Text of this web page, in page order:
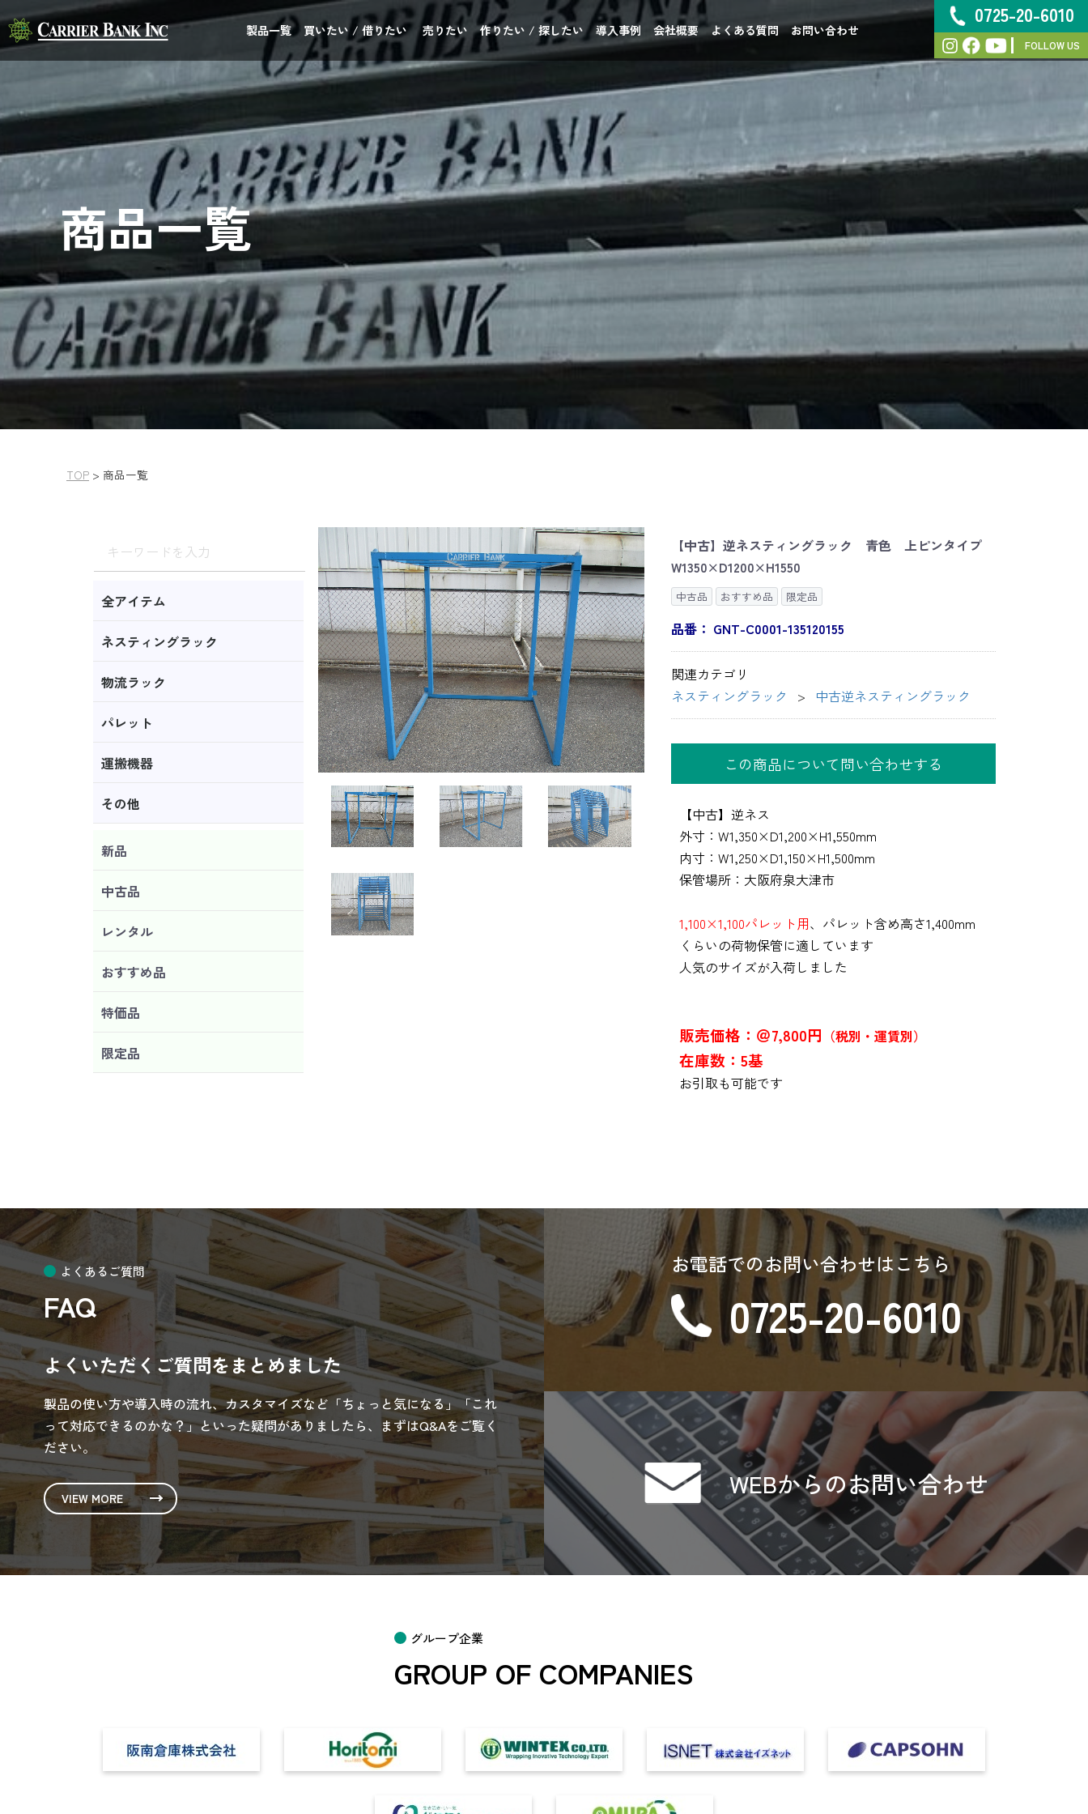
製品一覧 買いたい / 借りたい 売りたい 作りたい / 探したい 導入事例 会社概要 よくある質問 お問い合わせ
0725-20-6010
FOLLOW US
商品一覧
TOP > 商品一覧
全アイテム
ネスティングラック
物流ラック
パレット
運搬機器
その他
新品
中古品
レンタル
おすすめ品
特価品
限定品
【中古】逆ネスティングラック 青色 上ピンタイプ
W1350×D1200×H1550
中古品 おすすめ品 限定品
品番： GNT-C0001-135120155
関連カテゴリ
ネスティングラック
中古逆ネスティングラック
この商品について問い合わせする
【中古】逆ネス
外寸：W1,350×D1,200×H1,550mm
内寸：W1,250×D1,150×H1,500mm
保管場所：大阪府泉大津市
1,100×1,100パレット用、パレット含め高さ1,400mm
くらいの荷物保管に適しています
人気のサイズが入荷しました
販売価格：＠7,800円 （税別・運賃別）
在庫数：5基
お引取も可能です
よくあるご質問
FAQ
よくいただくご質問をまとめました
製品の使い方や導入時の流れ、カスタマイズなど「ちょっと気になる」「これ
って対応できるのかな？」といった疑問がありましたら、まずはQ&Aをご覧く
ださい。
VIEW MORE
お電話でのお問い合わせはこちら
0725-20-6010
WEBからのお問い合わせ
グループ企業
GROUP OF COMPANIES